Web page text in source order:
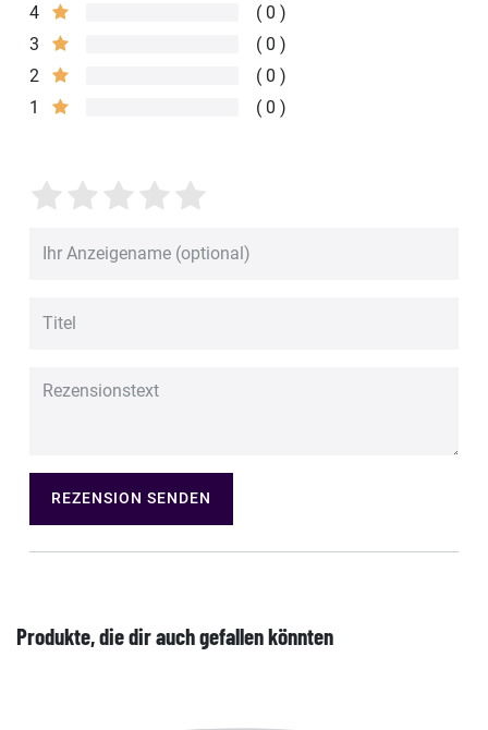
4
0
3
0
2
0
1
0
REZENSION SENDEN
Produkte, die dir auch gefallen könnten